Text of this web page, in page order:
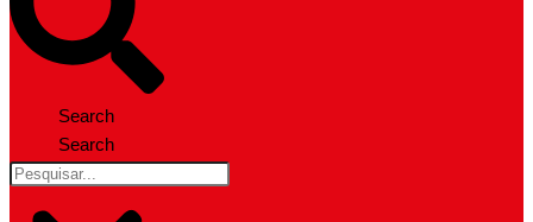
Search
Search